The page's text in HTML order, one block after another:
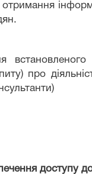
встановленого
про
доступу